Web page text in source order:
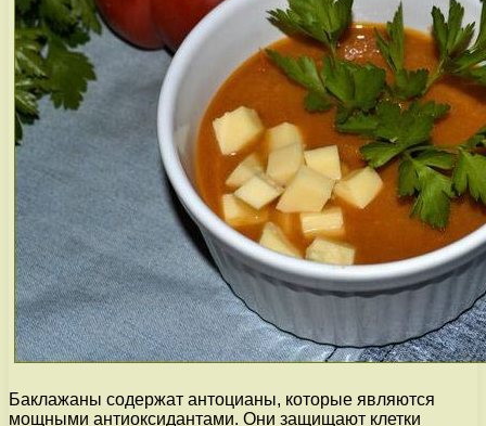
Баклажаны содержат антоцианы, которые являются
мощными антиоксидантами. Они защищают клетки